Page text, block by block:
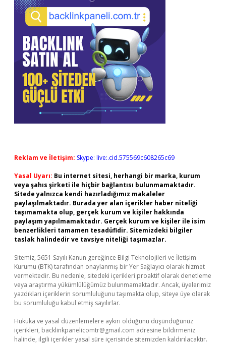
Reklam ve İletişim: Skype: live:.cid.575569c608265c69
Yasal Uyarı: Bu internet sitesi, herhangi bir marka, kurum
veya şahıs şirketi ile hiçbir bağlantısı bulunmamaktadır.
Sitede yalnızca kendi hazırladığımız makaleler
paylaşılmaktadır. Burada yer alan içerikler haber niteliği
taşımamakta olup, gerçek kurum ve kişiler hakkında
paylaşım yapılmamaktadır. Gerçek kurum ve kişiler ile isim
benzerlikleri tamamen tesadüfidir. Sitemizdeki bilgiler
taslak halindedir ve tavsiye niteliği taşımazlar.
Sitemiz, 5651 Sayılı Kanun gereğince Bilgi Teknolojileri ve İletişim
Kurumu (BTK) tarafından onaylanmış bir Yer Sağlayıcı olarak hizmet
vermektedir. Bu nedenle, sitedeki içerikleri proaktif olarak denetleme
veya araştırma yükümlülüğümüz bulunmamaktadır. Ancak, üyelerimiz
yazdıkları içeriklerin sorumluluğunu taşımakta olup, siteye üye olarak
bu sorumluluğu kabul etmiş sayılırlar.
Hukuka ve yasal düzenlemelere aykırı olduğunu düşündüğünüz
içerikleri, backlinkpanelicomtr@gmail.com adresine bildirmeniz
halinde, ilgili içerikler yasal süre içerisinde sitemizden kaldırılacaktır.